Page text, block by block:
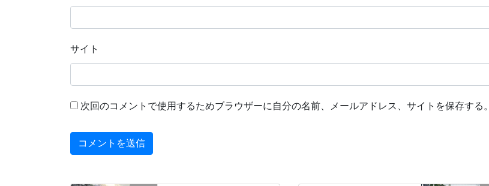
サイト
次回のコメントで使用するためブラウザーに自分の名前、メールアドレス、サイトを保存する。